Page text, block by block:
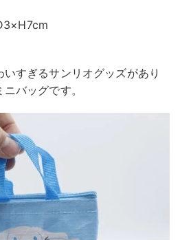
すぎるサンリオグッズがあり
バッグです。